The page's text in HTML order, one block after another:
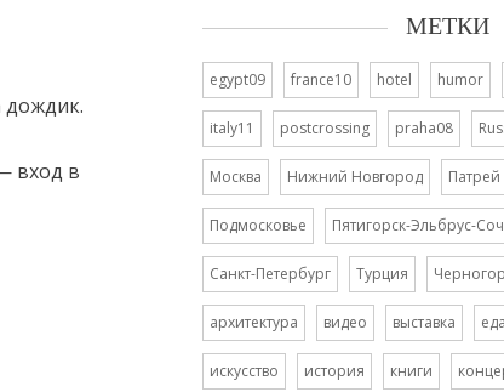
дождик.
вход в
МЕТКИ
egypt09 france10 hotel humor
italy11 postcrossing praha08
Москва Нижний Новгород Патрей
Подмосковье Пятигорск-Эльбрус-
Санкт-Петербург Турция
архитектура видео выставка
искусство история книги